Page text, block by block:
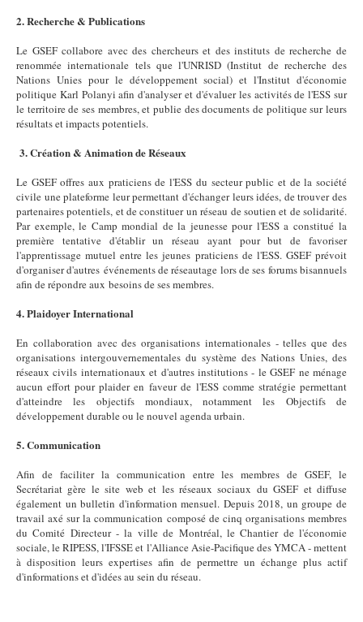
2. Recherche & Publications
Le GSEF collabore avec des chercheurs et des instituts de recherche de
renommée internationale tels que l'UNRISD (Institut de recherche des
Nations Unies pour le développement social) et l'Institut d'économie
politique Karl Polanyi afin d'analyser et d'évaluer les activités de l'ESS sur
le territoire de ses membres, et publie des documents de politique sur leurs
résultats et impacts potentiels.
3. Création & Animation de Réseaux
Le GSEF offres aux praticiens de l'ESS du secteur public et de la société
civile une plateforme leur permettant d'échanger leurs idées, de trouver des
partenaires potentiels, et de constituer un réseau de soutien et de solidarité.
Par exemple, le Camp mondial de la jeunesse pour l'ESS a constitué la
première tentative d'établir un réseau ayant pour but de favoriser
l'apprentissage mutuel entre les jeunes praticiens de l'ESS. GSEF prévoit
d'organiser d'autres événements de réseautage lors de ses forums bisannuels
afin de répondre aux besoins de ses membres.
4. Plaidoyer International
En collaboration avec des organisations internationales - telles que des
organisations intergouvernementales du système des Nations Unies, des
réseaux civils internationaux et d'autres institutions - le GSEF ne ménage
aucun effort pour plaider en faveur de l'ESS comme stratégie permettant
d'atteindre les objectifs mondiaux, notamment les Objectifs de
développement durable ou le nouvel agenda urbain.
5. Communication
Afin de faciliter la communication entre les membres de GSEF, le
Secrétariat gère le site web et les réseaux sociaux du GSEF et diffuse
également un bulletin d'information mensuel. Depuis 2018, un groupe de
travail axé sur la communication composé de cinq organisations membres
du Comité Directeur - la ville de Montréal, le Chantier de l'économie
sociale, le RIPESS, l'IFSSE et l'Alliance Asie-Pacifique des YMCA - mettent
à disposition leurs expertises afin de permettre un échange plus actif
d'informations et d'idées au sein du réseau.